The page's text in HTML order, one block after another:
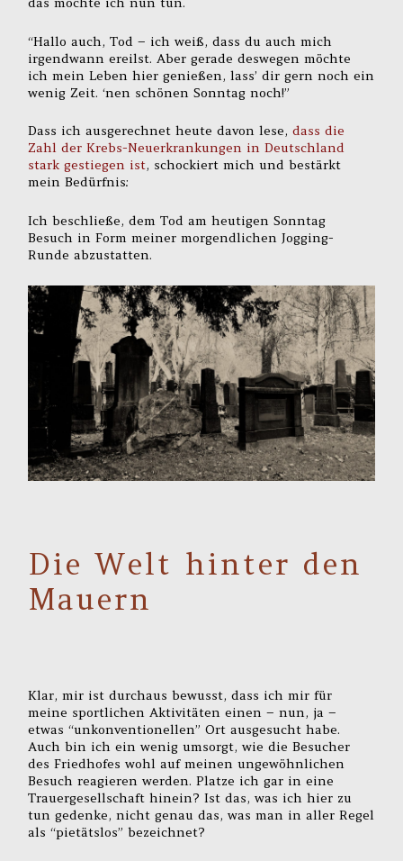
“Hallo auch, Tod – ich weiß, dass du auch mich
irgendwann ereilst. Aber gerade deswegen möchte
ich mein Leben hier genießen, lass’ dir gern noch ein
wenig Zeit. ‘nen schönen Sonntag noch!”
Dass ich ausgerechnet heute davon lese,dass die
Zahl der Krebs-Neuerkrankungen in Deutschland
stark gestiegen ist, schockiert mich und bestärkt
mein Bedürfnis:
Ich beschließe, dem Tod am heutigen Sonntag
Besuch in Form meiner morgendlichen Jogging-
Runde abzustatten.
Die Welt hinter den
Mauern
Klar, mir ist durchaus bewusst, dass ich mir für
meine sportlichen Aktivitäten einen – nun, ja –
etwas “unkonventionellen” Ort ausgesucht habe.
Auch bin ich ein wenig umsorgt, wie die Besucher
des Friedhofes wohl auf meinen ungewöhnlichen
Besuch reagieren werden. Platze ich gar in eine
Trauergesellschaft hinein? Ist das, was ich hier zu
tun gedenke, nicht genau das, was man in aller Regel
als “pietätslos” bezeichnet?